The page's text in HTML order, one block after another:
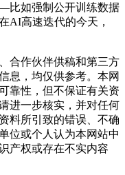
比如强制公开训练数据
AI高速迭代的今天，
合作伙伴供稿和第三方
息，均仅供参考。本网
靠性，但不保证有关资
进一步核实，并对任何
料所引致的错误、不确
位或个人认为本网站中
产权或存在不实内容